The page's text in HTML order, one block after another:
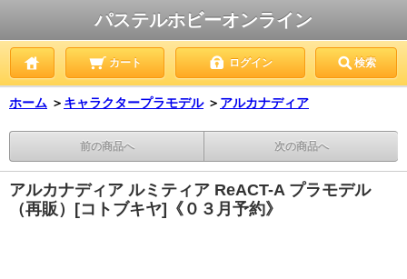
パステルホビーオンライン
カート ログイン 検索
ホーム ＞ キャラクタープラモデル ＞ アルカナディア
前の商品へ 次の商品へ
アルカナディア ルミティア ReACT-A プラモデル
（再販）[コトブキヤ]《０３月予約》